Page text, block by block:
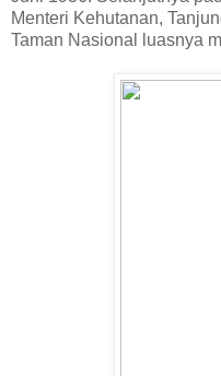
Menteri Kehutanan,
Taman Nasional luasnya